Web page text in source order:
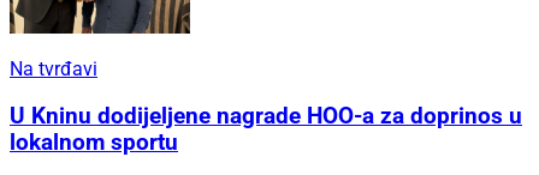
Na tvrđavi
U Kninu dodijeljene nagrade HOO-a za doprinos u
lokalnom sportu